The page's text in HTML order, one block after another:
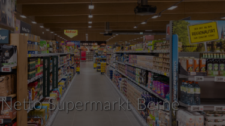
Netto Supermarkt Berne